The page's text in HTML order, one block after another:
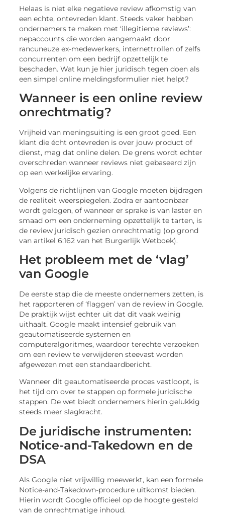
Helaas is niet elke negatieve review afkomstig van
een echte, ontevreden klant. Steeds vaker hebben
ondernemers te maken met ‘illegitieme reviews’:
nepaccounts die worden aangemaakt door
rancuneuze ex-medewerkers, internettrollen of zelfs
concurrenten om een bedrijf opzettelijk te
beschaden. Wat kun je hier juridisch tegen doen als
een simpel online meldingsformulier niet helpt?
Wanneer is een online review
onrechtmatig?
Vrijheid van meningsuiting is een groot goed. Een
klant die écht ontevreden is over jouw product of
dienst, mag dat online delen. De grens wordt echter
overschreden wanneer reviews niet gebaseerd zijn
op een werkelijke ervaring.
Volgens de richtlijnen van Google moeten bijdragen
de realiteit weerspiegelen. Zodra er aantoonbaar
wordt gelogen, of wanneer er sprake is van laster en
smaad om een onderneming opzettelijk te tarten, is
de review juridisch gezien onrechtmatig (op grond
van artikel 6:162 van het Burgerlijk Wetboek).
Het probleem met de ‘vlag’
van Google
De eerste stap die de meeste ondernemers zetten, is
het rapporteren of ‘flaggen’ van de review in Google.
De praktijk wijst echter uit dat dit vaak weinig
uithaalt. Google maakt intensief gebruik van
geautomatiseerde systemen en
computeralgoritmes, waardoor terechte verzoeken
om een review te verwijderen steevast worden
afgewezen met een standaardbericht.
Wanneer dit geautomatiseerde proces vastloopt, is
het tijd om over te stappen op formele juridische
stappen. De wet biedt ondernemers hierin gelukkig
steeds meer slagkracht.
De juridische instrumenten:
Notice-and-Takedown en de
DSA
Als Google niet vrijwillig meewerkt, kan een formele
Notice-and-Takedown-procedure uitkomst bieden.
Hierin wordt Google officieel op de hoogte gesteld
van de onrechtmatige inhoud.